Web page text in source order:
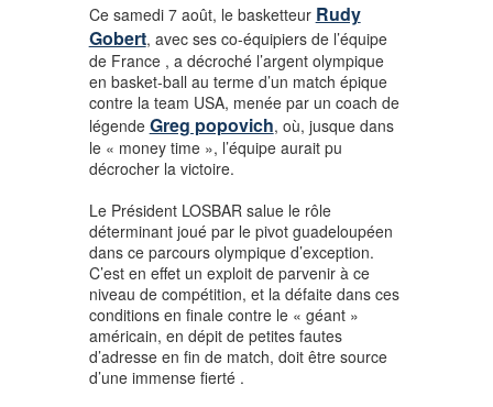
Ce samedi 7 août, le basketteur Rudy
Gobert, avec ses co-équipiers de l’équipe
de France , a décroché l’argent olympique
en basket-ball au terme d’un match épique
contre la team USA, menée par un coach de
légende Greg popovich, où, jusque dans
le « money time », l’équipe aurait pu
décrocher la victoire.
Le Président LOSBAR salue le rôle
déterminant joué par le pivot guadeloupéen
dans ce parcours olympique d’exception.
C’est en effet un exploit de parvenir à ce
niveau de compétition, et la défaite dans ces
conditions en finale contre le « géant »
américain, en dépit de petites fautes
d’adresse en fin de match, doit être source
d’une immense fierté .